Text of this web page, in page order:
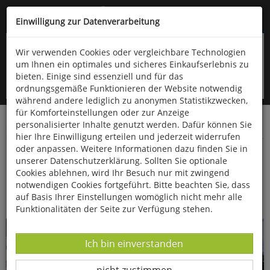
Kompletten Head der Seite überspringen
oder (06766) 9323-960
Startseite Bücher Essen & Trinken
Die besten Rezepte aus Böhmen
Einwilligung zur Datenverarbeitung
Wir verwenden Cookies oder vergleichbare Technologien
um Ihnen ein optimales und sicheres Einkaufserlebnis zu
bieten. Einige sind essenziell und für das
ordnungsgemäße Funktionieren der Website notwendig
während andere lediglich zu anonymen Statistikzwecken,
für Komforteinstellungen oder zur Anzeige
personalisierter Inhalte genutzt werden. Dafür können Sie
hier Ihre Einwilligung erteilen und jederzeit widerrufen
oder anpassen. Weitere Informationen dazu finden Sie in
unserer Datenschutzerklärung. Sollten Sie optionale
Cookies ablehnen, wird Ihr Besuch nur mit zwingend
notwendigen Cookies fortgeführt. Bitte beachten Sie, dass
auf Basis Ihrer Einstellungen womöglich nicht mehr alle
Funktionalitäten der Seite zur Verfügung stehen.
Datenverarbeitung -
Ich bin einverstanden